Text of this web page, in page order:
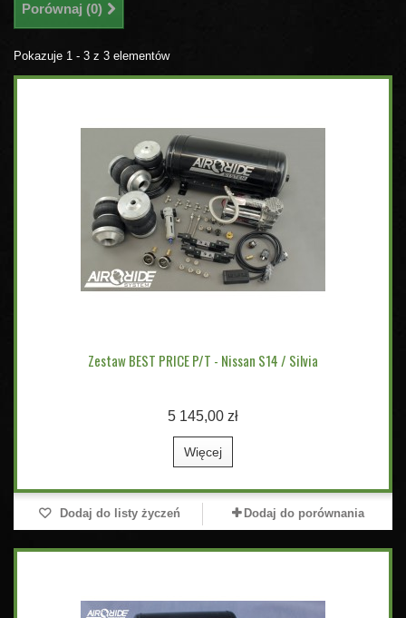
Porównaj (0)
Pokazuje 1 - 3 z 3 elementów
Zestaw BEST PRICE P/T - Nissan S14 / Silvia
5 145,00 zł
Więcej
Dodaj do listy życzeń Dodaj do porównania